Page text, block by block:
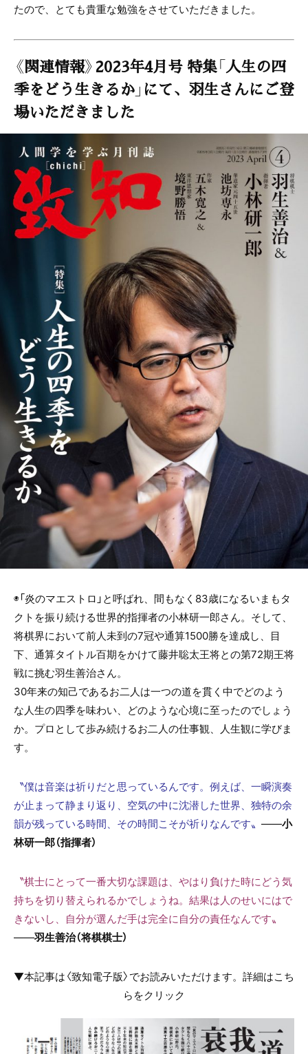
たので、とても貴重な勉強をさせていただきました。
《関連情報》2023年4月号 特集「人生の四
季をどう生きるか」にて、羽生さんにご登
場いただきました
◉「炎のマエストロ」と呼ばれ、間もなく83歳になるいまもタ
クトを振り続ける世界的指揮者の小林研一郎さん。そして、
将棋界において前人未到の7冠や通算1500勝を達成し、目
下、通算タイトル百期をかけて藤井聡太王将との第72期王将
戦に挑む羽生善治さん。
30年来の知己であるお二人は一つの道を貫く中でどのよう
な人生の四季を味わい、どのような心境に至ったのでしょう
か。プロとして歩み続けるお二人の仕事観、人生観に学びま
す。
〝僕は音楽は祈りだと思っているんです。例えば、一瞬演奏
が止まって静まり返り、空気の中に沈潜した世界、独特の余
韻が残っている時間、その時間こそが祈りなんです〟 ――小
林研一郎（指揮者）
〝棋士にとって一番大切な課題は、やはり負けた時にどう気
持ちを切り替えられるかでしょうね。結果は人のせいにはで
きないし、自分が選んだ手は完全に自分の責任なんです〟
――羽生善治（将棋棋士）
▼本記事は〈致知電子版〉でお読みいただけます。詳細はこち
らをクリック